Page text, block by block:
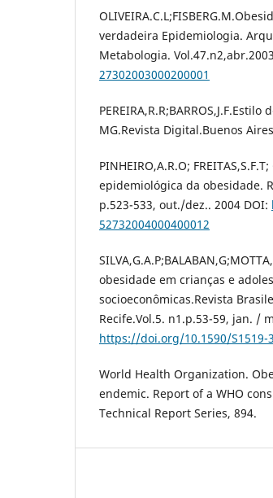
verdadeira Epidemiologia.
Metabologia.
27302003000200001
MG.Revista Digital.Buenos
PINHEIRO,A.R.O;
epidemiológica da obesidade.
p.523-533, out./dez.. 2004 DOI:
52732004000400012
obesidade em crianças e
socioeconômicas.Revista
Recife.Vol.5. n1.p.53-59, jan. /
https://doi.org/10.1590/S1519-
World Health Organization.
endemic. Report of a WHO
Technical Report Series, 894.